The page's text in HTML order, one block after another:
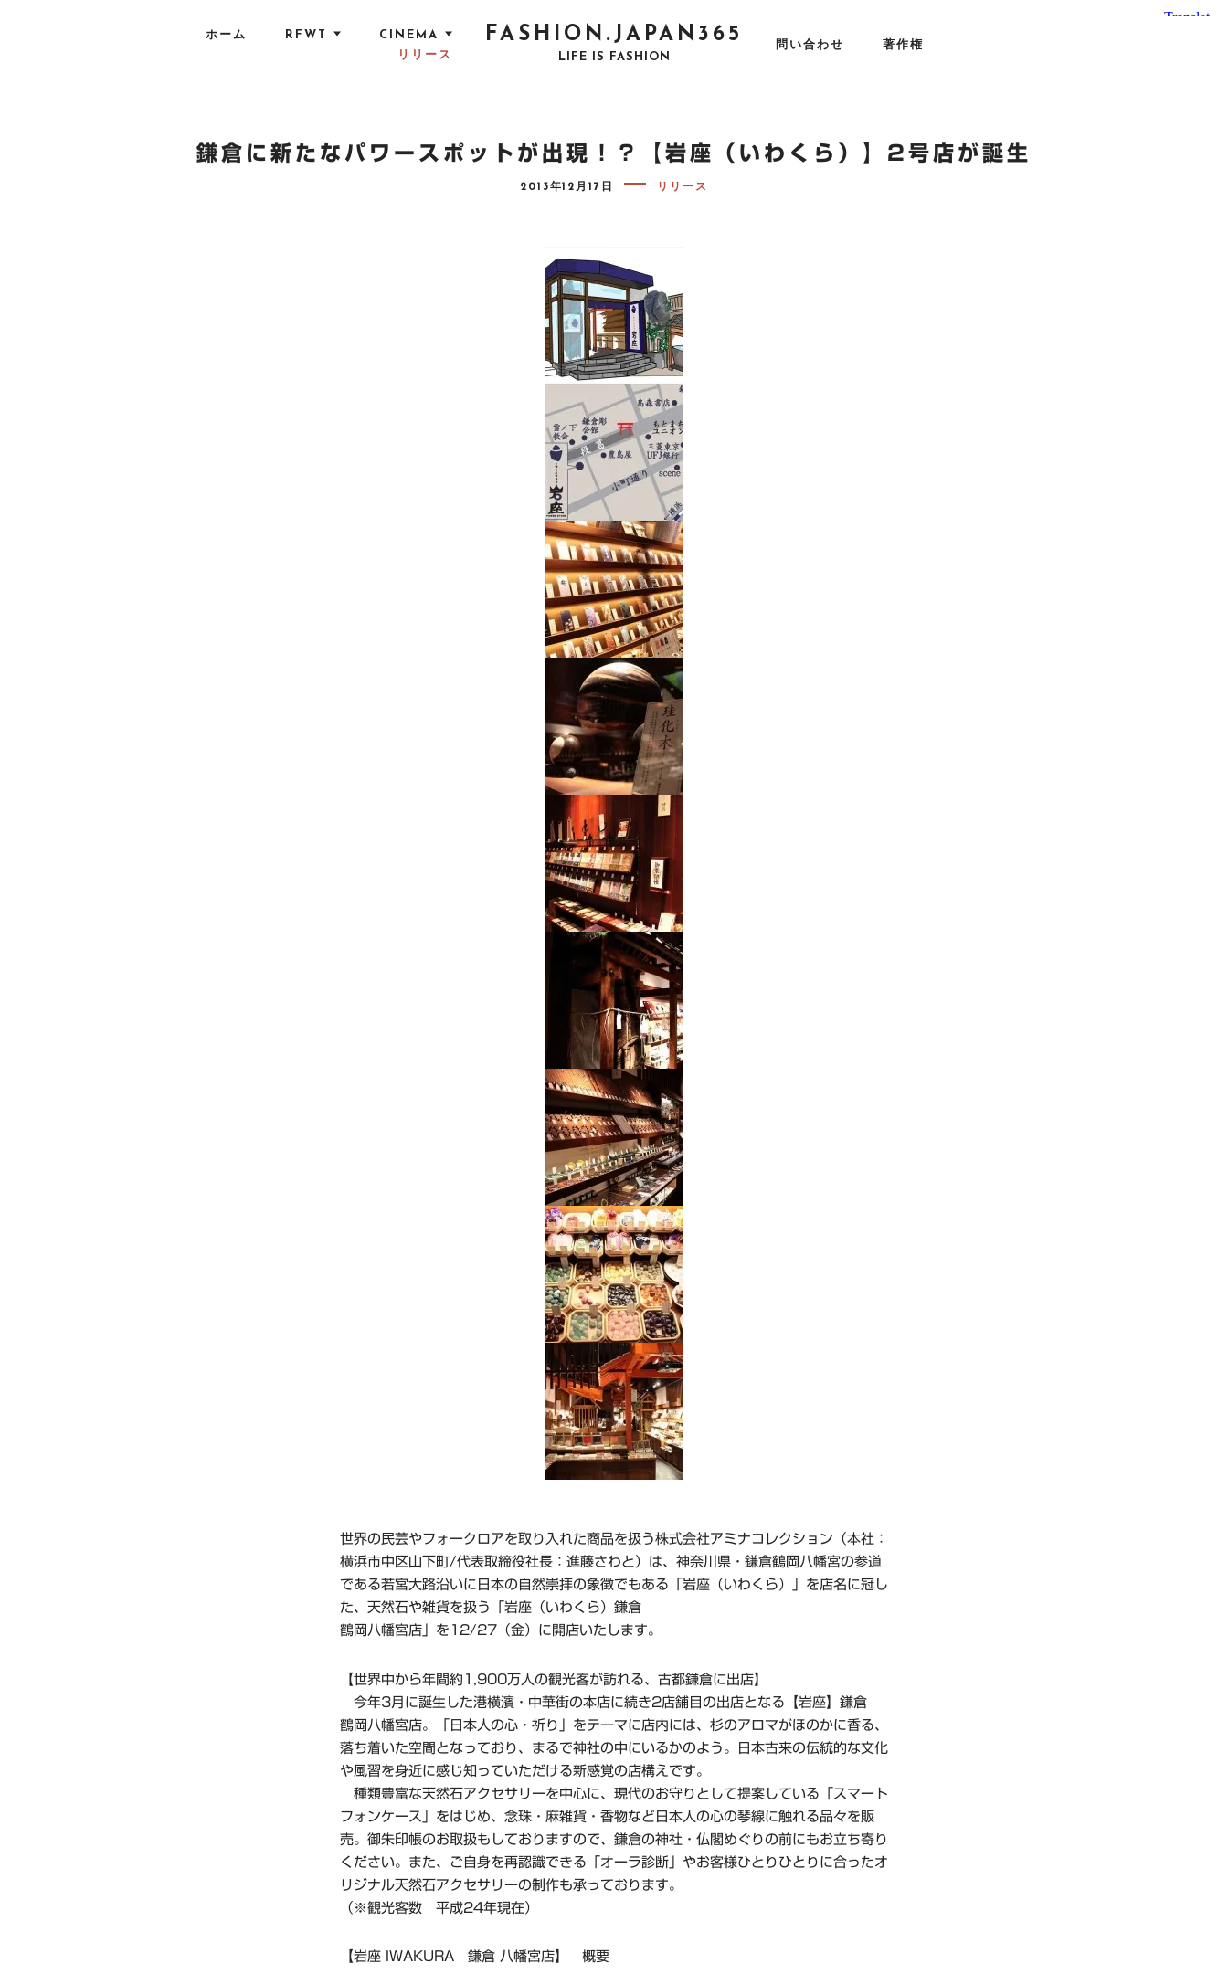
ホーム RFWT
CINEMA
リリース
FASHION.JAPAN365
LIFE IS FASHION
問い合わせ 著作権
鎌倉に新たなパワースポットが出現！？【岩座（いわくら）】2号店が誕生
P
2013年12月17日 リリース
世界の民芸やフォークロアを取り入れた商品を扱う株式会社アミナコレクション（本社：
横浜市中区山下町/代表取締役社長：進藤さわと）は、神奈川県・鎌倉鶴岡八幡宮の参道
である若宮大路沿いに日本の自然崇拝の象徴でもある「岩座（いわくら）」を店名に冠し
た、天然石や雑貨を扱う「岩座（いわくら）鎌倉
鶴岡八幡宮店」を12/27（金）に開店いたします。
【世界中から年間約1,900万人の観光客が訪れる、古都鎌倉に出店】
今年3月に誕生した港横濱・中華街の本店に続き2店舗目の出店となる【岩座】鎌倉
鶴岡八幡宮店。「日本人の心・祈り」をテーマに店内には、杉のアロマがほのかに香る、
落ち着いた空間となっており、まるで神社の中にいるかのよう。日本古来の伝統的な文化
や風習を身近に感じ知っていただける新感覚の店構えです。
種類豊富な天然石アクセサリーを中心に、現代のお守りとして提案している「スマート
フォンケース」をはじめ、念珠・麻雑貨・香物など日本人の心の琴線に触れる品々を販
売。御朱印帳のお取扱もしておりますので、鎌倉の神社・仏閣めぐりの前にもお立ち寄り
ください。また、ご自身を再認識できる「オーラ診断」やお客様ひとりひとりに合ったオ
リジナル天然石アクセサリーの制作も承っております。
（※観光客数 平成24年現在）
【岩座 IWAKURA 鎌倉 八幡宮店】 概要